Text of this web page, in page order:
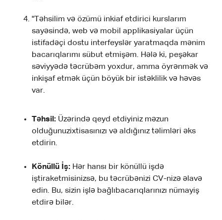
"Təhsilim və özümü inkiaf etdirici kurslarım
sayəsində, web və mobil applikasiyalar üçün
istifadəçi dostu interfeyslər yaratmaqda mənim
bacarıqlarımı sübut etmişəm. Hələ ki, peşəkar
səviyyədə təcrübəm yoxdur, amma öyrənmək və
inkişaf etmək üçün böyük bir istəklilik və həvəs
var.
Təhsil: Üzərində qeyd etdiyiniz məzun
olduğunuzixtisasınızı və aldığınız təlimləri əks
etdirin.
Könüllü İş: Hər hansı bir könüllü işdə
iştiraketmisinizsə, bu təcrübənizi CV-nizə əlavə
edin. Bu, sizin işlə bağlıbacarıqlarınızı nümayiş
etdirə bilər.